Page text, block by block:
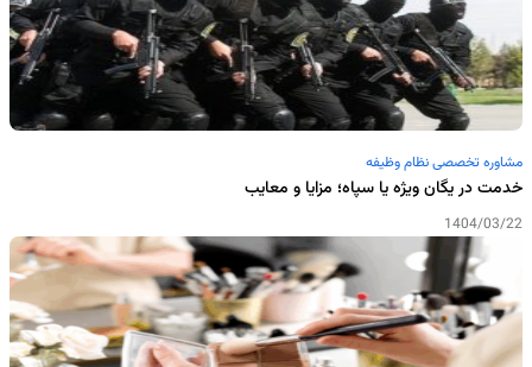
مشاوره تخصصی نظام وظیفه
خدمت در یگان ویژه یا سپاه؛ مزایا و معایب
1404/03/22